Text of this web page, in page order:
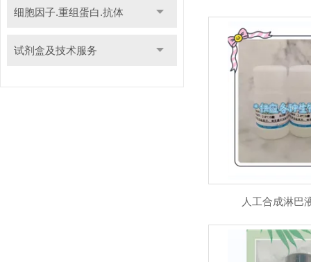
细胞因子.重组蛋白.抗体
试剂盒及技术服务
人工合成淋巴